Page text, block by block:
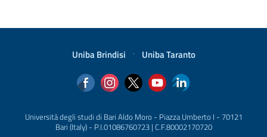
Uniba Brindisi · Uniba Taranto
Università degli studi di Bari Aldo Moro - Piazza Umberto I - 70121
Bari (Italy) - P.I.01086760723 | C.F.80002170720